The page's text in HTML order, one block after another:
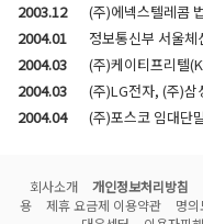
2003.12
(주)에넥스텔레콤
2004.01
정보통신부 서울
2004.03
(주)케이티프리텔
2004.03
(주)LG전자, (주)삼
2004.04
(주)포스코 임대단
회사소개 개인정보처리방침
용
제휴 요금제 이용약관 명